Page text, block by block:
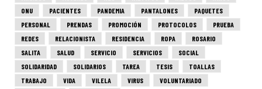
ONU
PACIENTES PANDEMIA PANTALONES
PAQUETES
PERSONAL
PRENDAS PROMOCIÓN PROTOCOLOS
PRUEBA
REDES
RELACIONISTA RESIDENCIA ROPA
ROSARIO
SALITA
SALUD SERVICIO SERVICIOS
SOCIAL
SOLIDARIDAD
SOLIDARIOS TAREA TESIS
TOALLAS
TRABAJO
VIDA VILELA VIRUS
VOLUNTARIADO